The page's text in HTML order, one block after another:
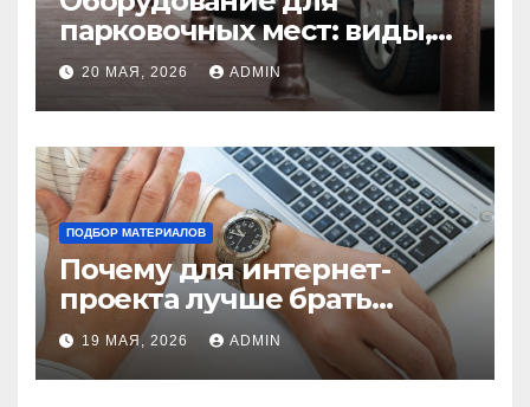
парковочных мест: виды,
функции и нормы
установки
20 МАЯ, 2026 ADMIN
ПОДБОР МАТЕРИАЛОВ
Почему для интернет-
проекта лучше брать
отдельный сервер:
преимущества и ключевые
аспекты
19 МАЯ, 2026 ADMIN